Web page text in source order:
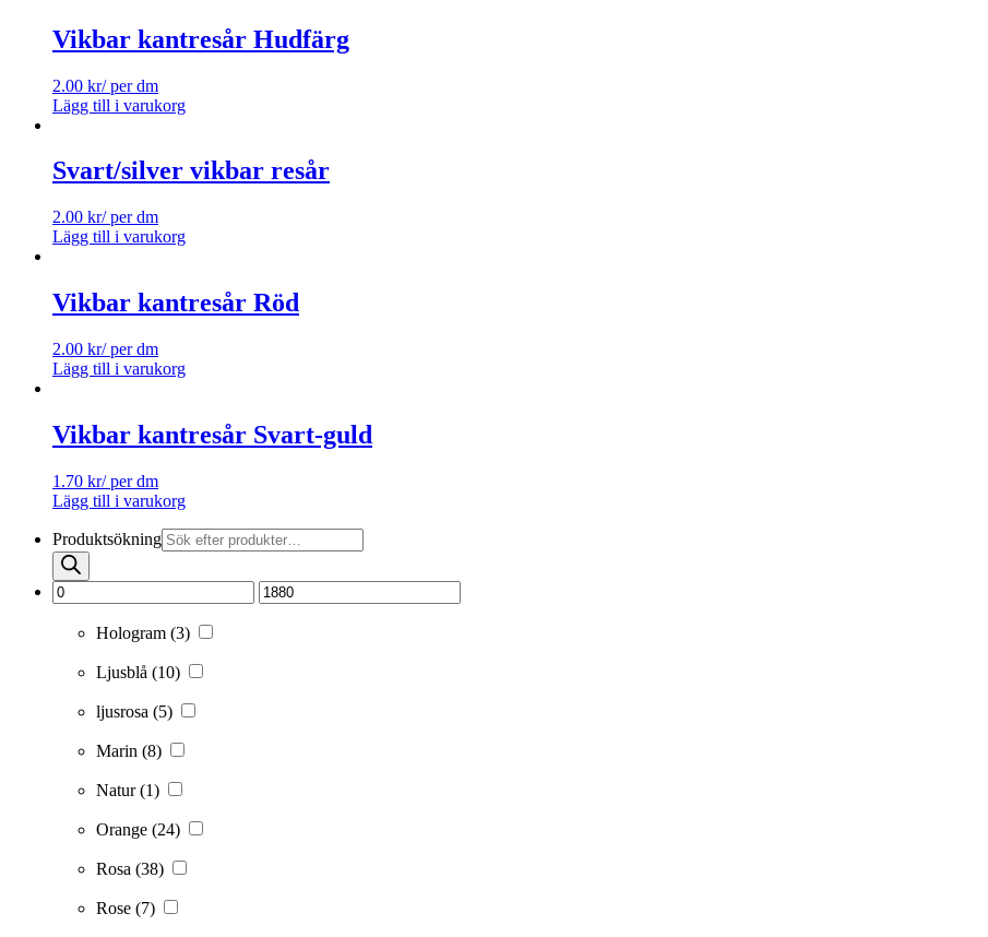
Vikbar kantresår Hudfärg
2.00 kr/ per dm
Lägg till i varukorg
Svart/silver vikbar resår
2.00 kr/ per dm
Lägg till i varukorg
Vikbar kantresår Röd
2.00 kr/ per dm
Lägg till i varukorg
Vikbar kantresår Svart-guld
1.70 kr/ per dm
Lägg till i varukorg
Produktsökning
Hologram (3)
Ljusblå (10)
ljusrosa (5)
Marin (8)
Natur(1)
Orange (24)
Rosa (38)
Rose (7)